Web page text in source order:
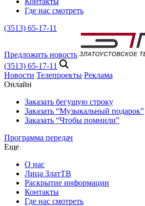
Где нас смотреть
(3513) 65-17-11
Предложить новость
(3513) 65-17-11
Новости Телепроекты Реклама
Онлайн
Заказать бегущую строку
Заказать “Музыкальный подарок”
Заказать “Чтобы помнили”
Программа передач
Еще
О нас
Лица ЗлатТВ
Раскрытие информации
Контакты
Где нас смотреть